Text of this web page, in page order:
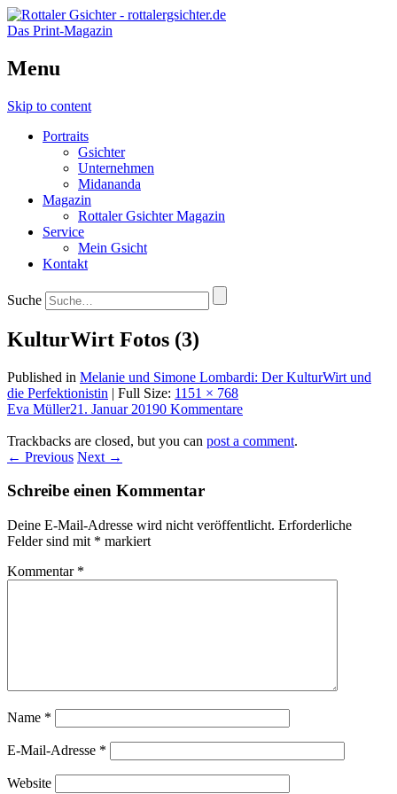
Das Print-Magazin
Menu
Skip to content
Portraits
Gsichter
Unternehmen
Midananda
Magazin
Rottaler Gsichter Magazin
Service
Mein Gsicht
Kontakt
Suche
KulturWirt Fotos (3)
Published in Melanie und Simone Lombardi: Der KulturWirt und
die Perfektionistin | Full Size: 1151 × 768
Eva Müller21. Januar 20190 Kommentare
Trackbacks are closed, but you can post a comment.
← Previous Next →
Schreibe einen Kommentar
Deine E-Mail-Adresse wird nicht veröffentlicht. Erforderliche
Felder sind mit * markiert
Kommentar *
Name *
E-Mail-Adresse *
Website